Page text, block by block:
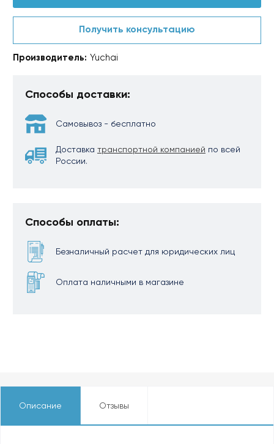
Получить консультацию
Производитель: Yuchai
Способы доставки:
Самовывоз - бесплатно
Доставка транспортной компанией по всей
России.
Способы оплаты:
Безналичный расчет для юридических лиц
Оплата наличными в магазине
Описание Отзывы